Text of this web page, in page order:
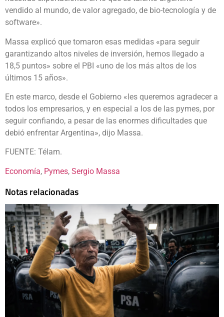
vendido al mundo, de valor agregado, de bio-tecnología y de
software».
Massa explicó que tomaron esas medidas «para seguir
garantizando altos niveles de inversión, hemos llegado a
18,5 puntos» sobre el PBI «uno de los más altos de los
últimos 15 años».
En este marco, desde el Gobierno «les queremos agradecer a
todos los empresarios, y en especial a los de las pymes, por
seguir confiando, a pesar de las enormes dificultades que
debió enfrentar Argentina», dijo Massa.
FUENTE: Télam.
Economía, Pymes, Sergio Massa
Notas relacionadas